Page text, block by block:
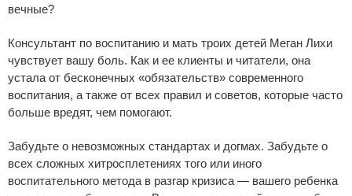
вечные?
Консультант по воспитанию и мать троих детей Меган Лихи
чувствует вашу боль. Как и ее клиенты и читатели, она
устала от бесконечных «обязательств» современного
воспитания, а также от всех правил и советов, которые часто
больше вредят, чем помогают.
Забудьте о невозможных стандартах и догмах. Забудьте о
всех сложных хитросплетениях того или иного
воспитательного метода в разгар кризиса — вашего ребенка